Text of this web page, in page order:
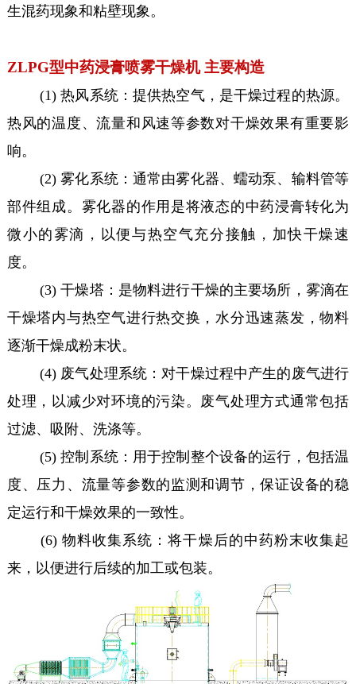
生混药现象和粘壁现象。
ZLPG型中药浸膏喷雾干燥机 主要构造
(1) 热风系统：提供热空气，是干燥过程的热源。
热风的温度、流量和风速等参数对干燥效果有重要影
响。
(2) 雾化系统：通常由雾化器、蠕动泵、输料管等
部件组成。雾化器的作用是将液态的中药浸膏转化为
微小的雾滴，以便与热空气充分接触，加快干燥速
度。
(3) 干燥塔：是物料进行干燥的主要场所，雾滴在
干燥塔内与热空气进行热交换，水分迅速蒸发，物料
逐渐干燥成粉末状。
(4) 废气处理系统：对干燥过程中产生的废气进行
处理，以减少对环境的污染。废气处理方式通常包括
过滤、吸附、洗涤等。
(5) 控制系统：用于控制整个设备的运行，包括温
度、压力、流量等参数的监测和调节，保证设备的稳
定运行和干燥效果的一致性。
(6) 物料收集系统：将干燥后的中药粉末收集起
来，以便进行后续的加工或包装。